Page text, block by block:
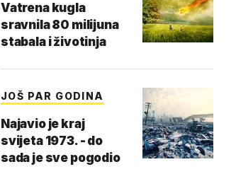
Vatrena kugla
sravnila 80 milijuna
stabala i životinja
JOŠ PAR GODINA
Najavio je kraj
svijeta 1973. - do
sada je sve pogodio